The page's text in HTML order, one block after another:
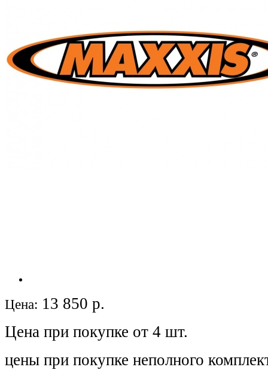
Цена: 13 850 р.
Цена при покупке от 4 шт.
цены при покупке неполного